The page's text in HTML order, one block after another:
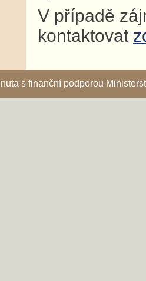
V případě
kontaktovat
s finanční podporou